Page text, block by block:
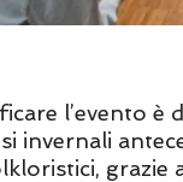
l’evento
invernali
grazie